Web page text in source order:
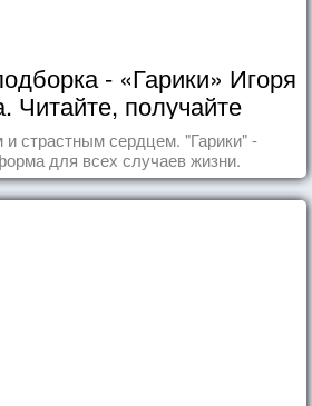
- «Гарики» Игоря
Читайте, получайте
и страстным сердцем. "Гарики" -
для всех случаев жизни.